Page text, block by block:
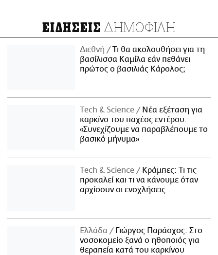
ΕΙΔΗΣΕΙΣ ΔΗΜΟΦΙΛΗ
Διεθνή
Τι θα ακολουθήσει για τη
βασίλισσα Καμίλα εάν πεθάνει
πρώτος ο βασιλιάς Κάρολος;
Τech & Science
Νέα εξέταση για
καρκίνο του παχέος εντέρου:
«Συνεχίζουμε να παραβλέπουμε το
βασικό μήνυμα»
Τech & Science
Κράμπες: Τι τις
προκαλεί και τι να κάνουμε όταν
αρχίσουν οι ενοχλήσεις
Ελλάδα
Γιώργος Παράσχος: Στο
νοσοκομείο ξανά ο ηθοποιός για
θεραπεία κατά του καρκίνου